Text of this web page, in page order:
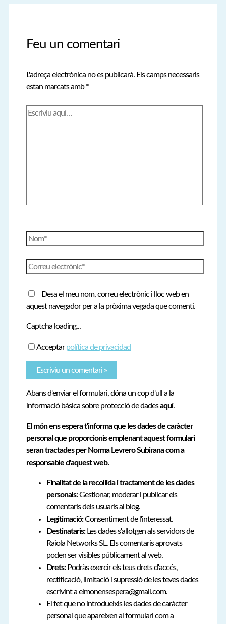
Feu un comentari
L'adreça electrònica no es publicarà. Els camps necessaris
estan marcats amb*
Escriviu
Nom*
Correu
electrònic*
Desa el meu nom, correu electrònic i lloc web en
aquest navegador per a la pròxima vegada que comenti.
Captcha loading...
Acceptarpolítica de privacidad
Abans d'enviar el formulari, dóna un cop d'ull a la
informació bàsica sobre protecció de dadesaquí.
El món ens espera t'informa que les dades de caràcter
personal que proporcionis emplenant aquest formulari
seran tractades per Norma Levrero Subirana com a
responsable d'aquest web.
Finalitat de la recollida i tractament de les dades
personals:Gestionar, moderar i publicar els
comentaris dels usuaris al blog.
Legitimació:Consentiment de l'interessat.
Destinataris:Les dades s'allotgen als servidors de
Raiola Networks SL. Els comentaris aprovats
poden ser visibles públicament al web.
Drets:Podràs exercir els teus drets d'accés,
rectificació, limitació i supressió de les teves dades
escrivint a elmonensespera@gmail.com.
El fet que no introdueixis les dades de caràcter
personal que apareixen al formulari com a